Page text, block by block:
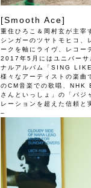
[Smooth Ace]
重住ひろこ＆岡村玄が主宰
シンガーのツヤトモヒコ、
ークを軸にライヴ、レコー
2017年5月にはユニバーサ
ナルアルバム「SING
様々なアーティストの楽曲
のCM音楽での歌唱、NHK
さんといっしょ」の「パジ
レーションを超えた信頼と
–